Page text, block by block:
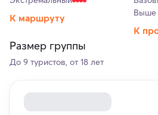
К маршруту
Выше
К
Размер группы
До 9 туристов, от 18 лет